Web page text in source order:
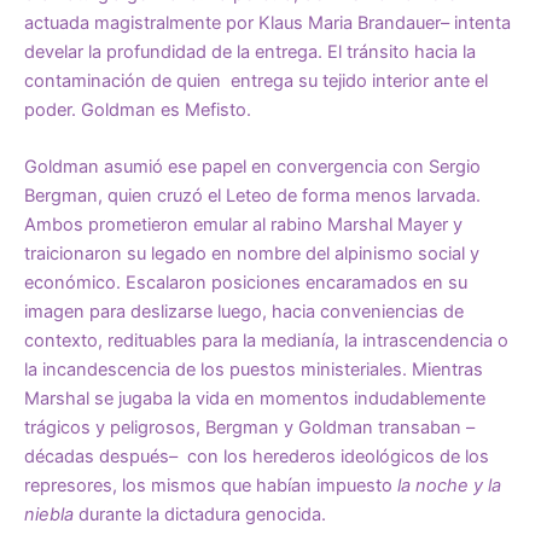
actuada magistralmente por Klaus Maria Brandauer– intenta
develar la profundidad de la entrega. El tránsito hacia la
contaminación de quien entrega su tejido interior ante el
poder. Goldman es Mefisto.
Goldman asumió ese papel en convergencia con Sergio
Bergman, quien cruzó el Leteo de forma menos larvada.
Ambos prometieron emular al rabino Marshal Mayer y
traicionaron su legado en nombre del alpinismo social y
económico. Escalaron posiciones encaramados en su
imagen para deslizarse luego, hacia conveniencias de
contexto, redituables para la medianía, la intrascendencia o
la incandescencia de los puestos ministeriales. Mientras
Marshal se jugaba la vida en momentos indudablemente
trágicos y peligrosos, Bergman y Goldman transaban –
décadas después– con los herederos ideológicos de los
represores, los mismos que habían impuesto la noche y la
niebla durante la dictadura genocida.